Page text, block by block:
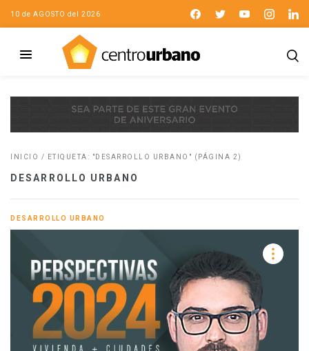
10 de AGOSTO del 2026
INICIO / ETIQUETA: "DESARROLLO URBANO" (PÁGINA 2)
DESARROLLO URBANO
DESARROLLO URBANO